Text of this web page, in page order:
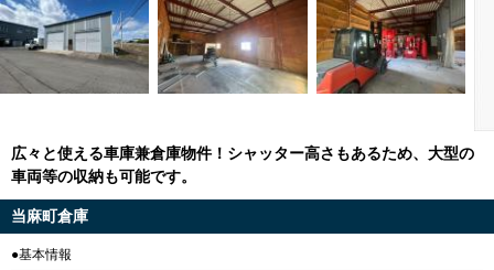
広々と使える車庫兼倉庫物件！シャッター高さもあるため、大型の
車両等の収納も可能です。
当麻町倉庫
●基本情報